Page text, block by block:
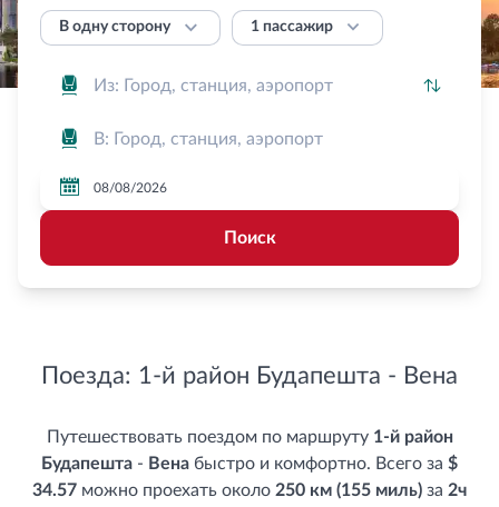
В одну сторону  1 пассажир 
 


Поиск
Поезда: 1-й район Будапешта - Вена
Путешествовать поездом по маршруту 1-й район
Будапешта - Вена быстро и комфортно. Всего за $
34.57 можно проехать около 250 км (155 миль) за 2ч